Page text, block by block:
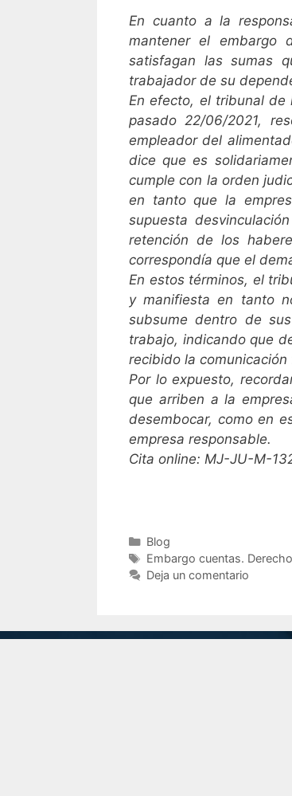
En cuanto a la
mantener el embargo
satisfagan las sumas
trabajador de su
En efecto, el tribunal de
pasado 22/06/2021,
empleador del
dice que es
cumple con la orden
en tanto que la
supuesta
retención de los
correspondía que el
En estos términos, el
y manifiesta en tanto
subsume dentro de
trabajo, indicando que
recibido la
Por lo expuesto,
que arriben a la
desembocar, como en
empresa responsable.
Cita online: MJ-JU-M-
Blog
Embargo cuentas.
Deja un comentario